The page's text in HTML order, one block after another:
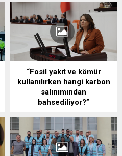
“Fosil yakıt ve kömür
kullanılırken hangi karbon
salınımından
bahsediliyor?”